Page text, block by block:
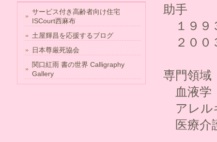
助手
１９９
２００
専門領域
血液学
アレル
医療介
サービス付き高齢者向け住宅
ISCourt西麻布
土屋輝昌を応援するブログ
日本尊厳死協会
関口紅雨 書の世界 Calligraphy
Gallery